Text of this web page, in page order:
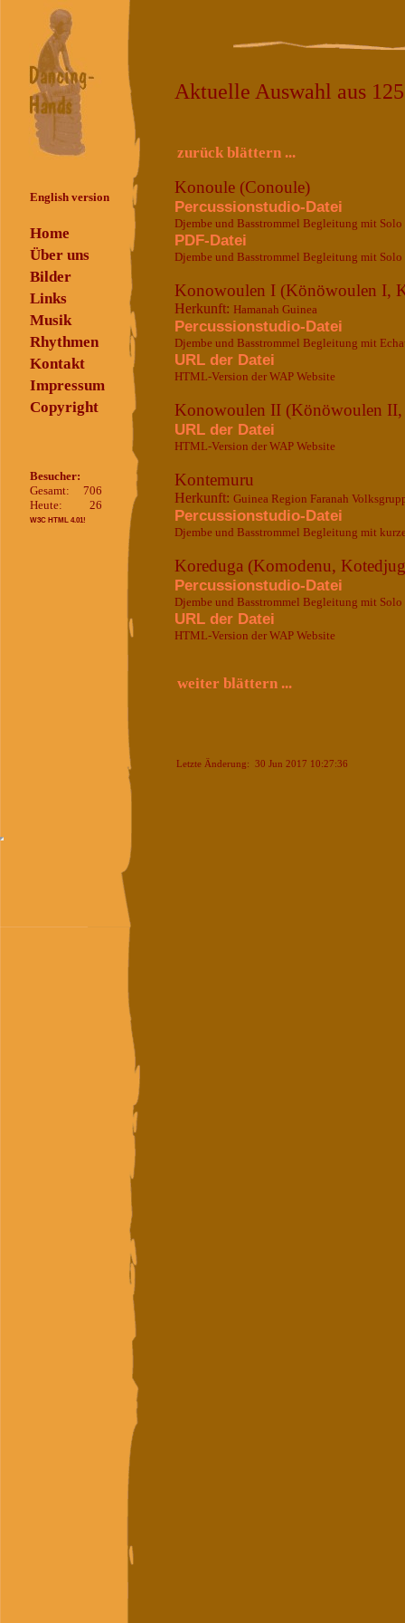
English version
Home
Über uns
Bilder
Links
Musik
Rhythmen
Kontakt
Impressum
Copyright
Besucher:
Gesamt:
706
Heute:
26
W3C HTML 4.01!
Aktuelle Auswahl aus
zurück blättern ...
Konoule (Conoule)
Percussionstudio-Datei
Djembe und Basstrommel Begleitung mit Solo
PDF-Datei
Djembe und Basstrommel Begleitung mit Solo
Konowoulen I (Könöwoulen I,
Herkunft: Hamanah Guinea
Percussionstudio-Datei
Djembe und Basstrommel Begleitung mit
URL der Datei
HTML-Version der WAP Website
Konowoulen II (Könöwoulen
URL der Datei
HTML-Version der WAP Website
Kontemuru
Herkunft: Guinea Region Faranah
Percussionstudio-Datei
Djembe und Basstrommel Begleitung mit
Koreduga (Komodenu,
Percussionstudio-Datei
Djembe und Basstrommel Begleitung mit
URL der Datei
HTML-Version der WAP Website
weiter blättern ...
Letzte Änderung: 30 Jun 2017 10:27:36